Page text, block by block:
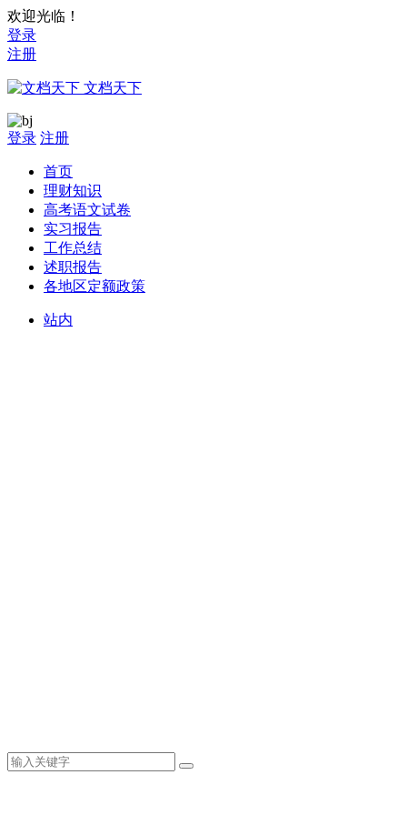
欢迎光临！
登录
注册
文档天下
登录 注册
首页
理财知识
高考语文试卷
实习报告
工作总结
述职报告
各地区定额政策
站内